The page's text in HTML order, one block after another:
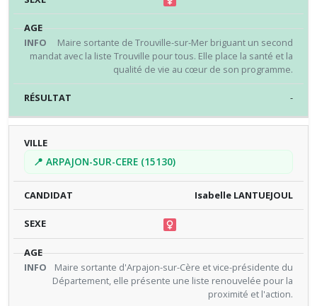
Maire sortante de Trouville-sur-Mer briguant un second
mandat avec la liste Trouville pour tous. Elle place la santé et la
qualité de vie au cœur de son programme.
-
📍 ARPAJON-SUR-CERE (15130)
Isabelle LANTUEJOUL
Maire sortante d'Arpajon-sur-Cère et vice-présidente du
Département, elle présente une liste renouvelée pour la
proximité et l'action.